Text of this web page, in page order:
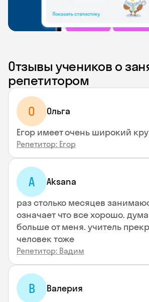
Отзывы учеников о
репетитором
О Ольга
Егор имеет очень широкий
Репетитор: Егор
A Aksana
раз столько месяцев
означает что все хорошо.
больше от меня. учитель
человек тоже
Репетитор: Вадим
В Валерия